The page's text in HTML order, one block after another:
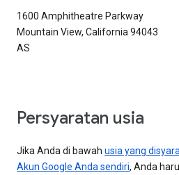
1600 Amphitheatre Parkway
Mountain View, California 94043
AS
Persyaratan usia
Jika Anda di bawah usia yang
Akun Google Anda sendiri, Anda